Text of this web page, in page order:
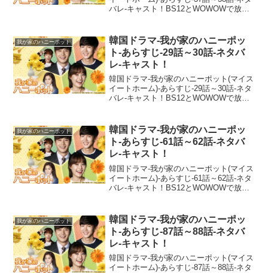
バレ-キャスト！BS12とWOWOWで放送
ーリー、相関図なども併せて見どころを
一挙...
我が家のハニーポット
韓国ドラマ-我が家のハニーポッ
ト-あらすじ-29話～30話-ネタバ
レ-キャスト！
韓国ドラマ-我が家のハニーポット(マイス
イートホーム)-あらすじ-29話～30話-ネタ
バレ-キャスト！BS12とWOWOWで放送
ーリー、相関図なども併せて見どころを
一挙...
我が家のハニーポット
韓国ドラマ-我が家のハニーポッ
ト-あらすじ-61話～62話-ネタバ
レ-キャスト！
韓国ドラマ-我が家のハニーポット(マイス
イートホーム)-あらすじ-61話～62話-ネタ
バレ-キャスト！BS12とWOWOWで放送
ーリー、相関図なども併せて見どころを
一挙...
我が家のハニーポット
韓国ドラマ-我が家のハニーポッ
ト-あらすじ-87話～88話-ネタバ
レ-キャスト！
韓国ドラマ-我が家のハニーポット(マイス
イートホーム)-あらすじ-87話～88話-ネタ